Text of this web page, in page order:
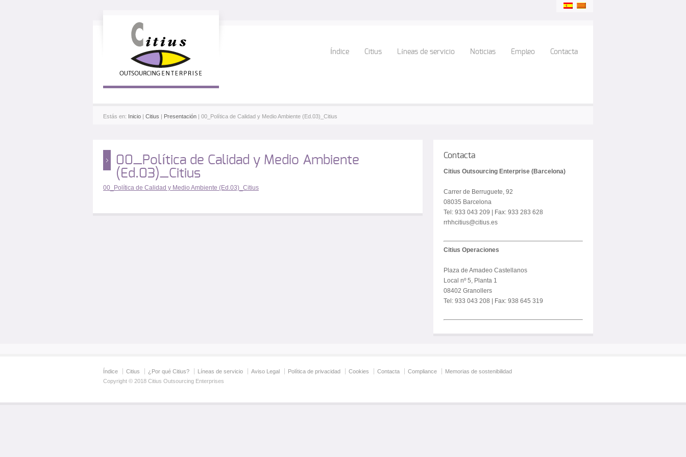
Índice Citius Líneas de servicio Noticias Empleo Contacta
Estás en: Inicio | Citius | Presentación | 00_Política de Calidad y Medio Ambiente (Ed.03)_Citius
00_Política de Calidad y Medio Ambiente
(Ed.03)_Citius
00_Política de Calidad y Medio Ambiente (Ed.03)_Citius
Contacta
Citius Outsourcing Enterprise (Barcelona)
Carrer de Berruguete, 92
08035 Barcelona
Tel: 933 043 209 | Fax: 933 283 628
rrhhcitius@citius.es
Citius Operaciones
Plaza de Amadeo Castellanos
Local nº 5, Planta 1
08402 Granollers
Tel: 933 043 208 | Fax: 938 645 319
Índice Citius ¿Por qué Citius? Líneas de servicio Aviso Legal Política de privacidad Cookies Contacta Compliance
Memorias de sostenibilidad
Copyright © 2018 Citius Outsourcing Enterprises